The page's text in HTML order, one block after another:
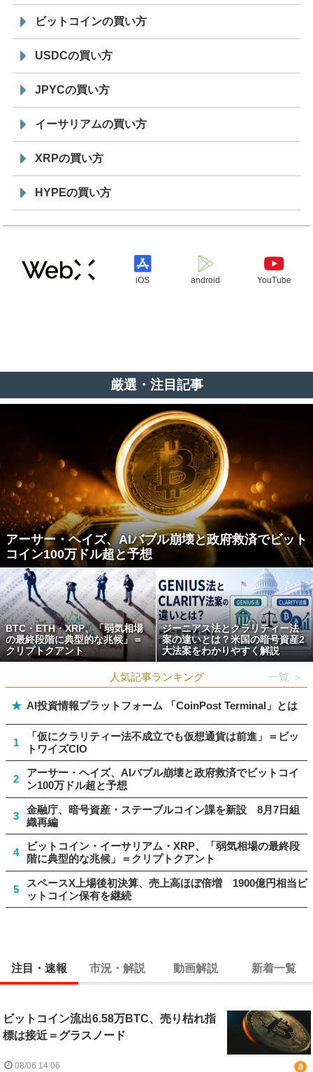
ビットコインの買い方
USDCの買い方
JPYCの買い方
イーサリアムの買い方
XRPの買い方
HYPEの買い方
iOS android YouTube
厳選・注目記事
アーサー・ヘイズ、AIバブル崩壊と政府救済でビット
コイン100万ドル超と予想
BTC・ETH・XRP、「弱気相場
の最終段階に典型的な兆候」＝
クリプトクアント
ジーニアス法とクラリティー法
案の違いとは？米国の暗号資産2
大法案をわかりやすく解説
人気記事ランキング 一覧 ＞
★ AI投資情報プラットフォーム 「CoinPost Terminal」とは
1
「仮にクラリティー法不成立でも仮想通貨は前進」＝ビッ
トワイズCIO
2
アーサー・ヘイズ、AIバブル崩壊と政府救済でビットコイ
ン100万ドル超と予想
3
金融庁、暗号資産・ステーブルコイン課を新設 8月7日組
織再編
4
ビットコイン・イーサリアム・XRP、「弱気相場の最終段
階に典型的な兆候」＝クリプトクアント
5
スペースX上場後初決算、売上高ほぼ倍増 1900億円相当ビ
ットコイン保有を継続
注目・速報 市況・解説 動画解説 新着一覧
ビットコイン流出6.58万BTC、売り枯れ指
標は接近＝グラスノード
08/06 14:06